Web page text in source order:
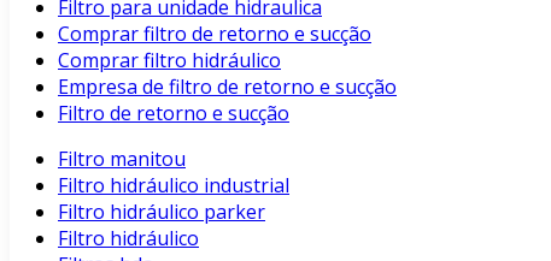
Filtro para unidade hidraulica
Comprar filtro de retorno e sucção
Comprar filtro hidráulico
Empresa de filtro de retorno e sucção
Filtro de retorno e sucção
Filtro manitou
Filtro hidráulico industrial
Filtro hidráulico parker
Filtro hidráulico